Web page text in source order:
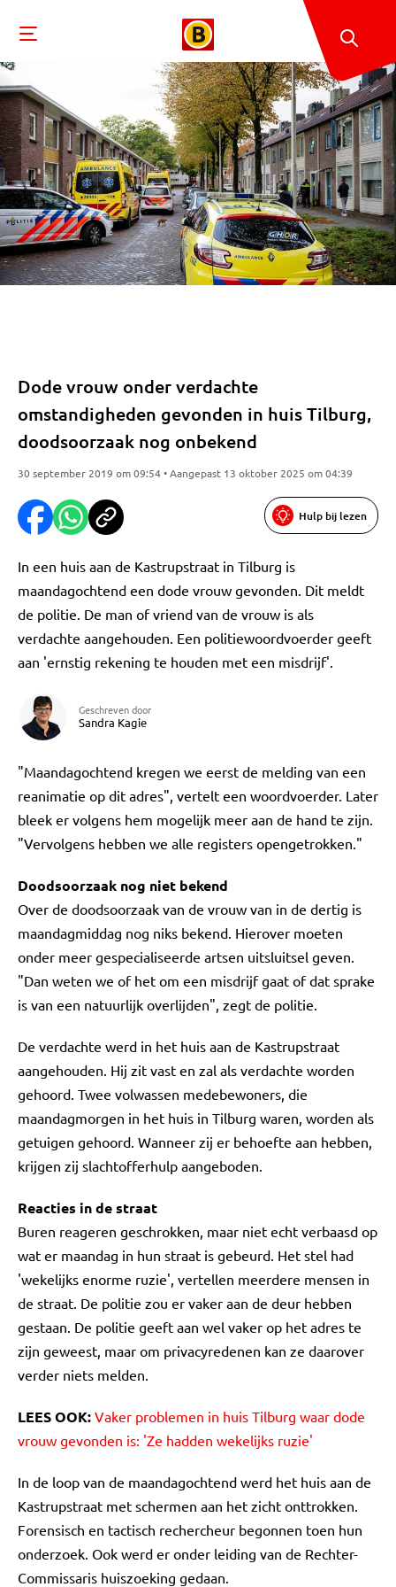
Dode vrouw onder verdachte
omstandigheden gevonden in huis Tilburg,
doodsoorzaak nog onbekend
30 september 2019 om 09:54 • Aangepast 13 oktober 2025 om 04:39
Hulp bij lezen
In een huis aan de Kastrupstraat in Tilburg is
maandagochtend een dode vrouw gevonden. Dit meldt
de politie. De man of vriend van de vrouw is als
verdachte aangehouden. Een politiewoordvoerder geeft
aan 'ernstig rekening te houden met een misdrijf'.
Geschreven door
Sandra Kagie
"Maandagochtend kregen we eerst de melding van een
reanimatie op dit adres", vertelt een woordvoerder. Later
bleek er volgens hem mogelijk meer aan de hand te zijn.
"Vervolgens hebben we alle registers opengetrokken."
Doodsoorzaak nog niet bekend
Over de doodsoorzaak van de vrouw van in de dertig is
maandagmiddag nog niks bekend. Hierover moeten
onder meer gespecialiseerde artsen uitsluitsel geven.
"Dan weten we of het om een misdrijf gaat of dat sprake
is van een natuurlijk overlijden", zegt de politie.
De verdachte werd in het huis aan de Kastrupstraat
aangehouden. Hij zit vast en zal als verdachte worden
gehoord. Twee volwassen medebewoners, die
maandagmorgen in het huis in Tilburg waren, worden als
getuigen gehoord. Wanneer zij er behoefte aan hebben,
krijgen zij slachtofferhulp aangeboden.
Reacties in de straat
Buren reageren geschrokken, maar niet echt verbaasd op
wat er maandag in hun straat is gebeurd. Het stel had
'wekelijks enorme ruzie', vertellen meerdere mensen in
de straat. De politie zou er vaker aan de deur hebben
gestaan. De politie geeft aan wel vaker op het adres te
zijn geweest, maar om privacyredenen kan ze daarover
verder niets melden.
LEES OOK: Vaker problemen in huis Tilburg waar dode
vrouw gevonden is: 'Ze hadden wekelijks ruzie'
In de loop van de maandagochtend werd het huis aan de
Kastrupstraat met schermen aan het zicht onttrokken.
Forensisch en tactisch rechercheur begonnen toen hun
onderzoek. Ook werd er onder leiding van de Rechter-
Commissaris huiszoeking gedaan.